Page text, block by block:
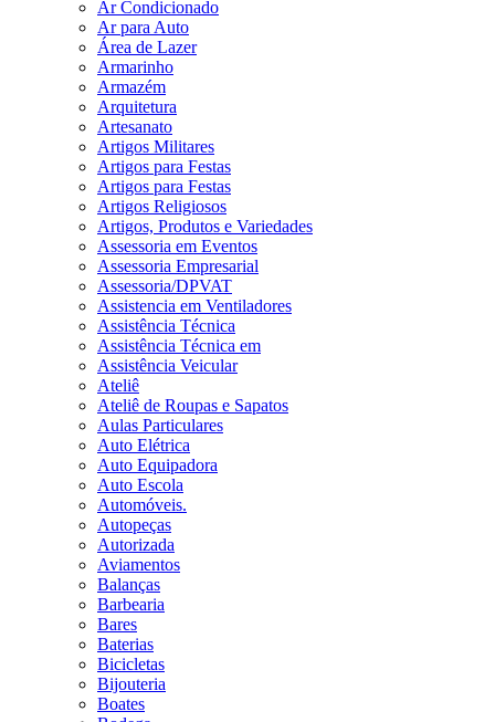
Ar Condicionado
Ar para Auto
Área de Lazer
Armarinho
Armazém
Arquitetura
Artesanato
Artigos Militares
Artigos para Festas
Artigos para Festas
Artigos Religiosos
Artigos, Produtos e Variedades
Assessoria em Eventos
Assessoria Empresarial
Assessoria/DPVAT
Assistencia em Ventiladores
Assistência Técnica
Assistência Técnica em
Assistência Veicular
Ateliê
Ateliê de Roupas e Sapatos
Aulas Particulares
Auto Elétrica
Auto Equipadora
Auto Escola
Automóveis.
Autopeças
Autorizada
Aviamentos
Balanças
Barbearia
Bares
Baterias
Bicicletas
Bijouteria
Boates